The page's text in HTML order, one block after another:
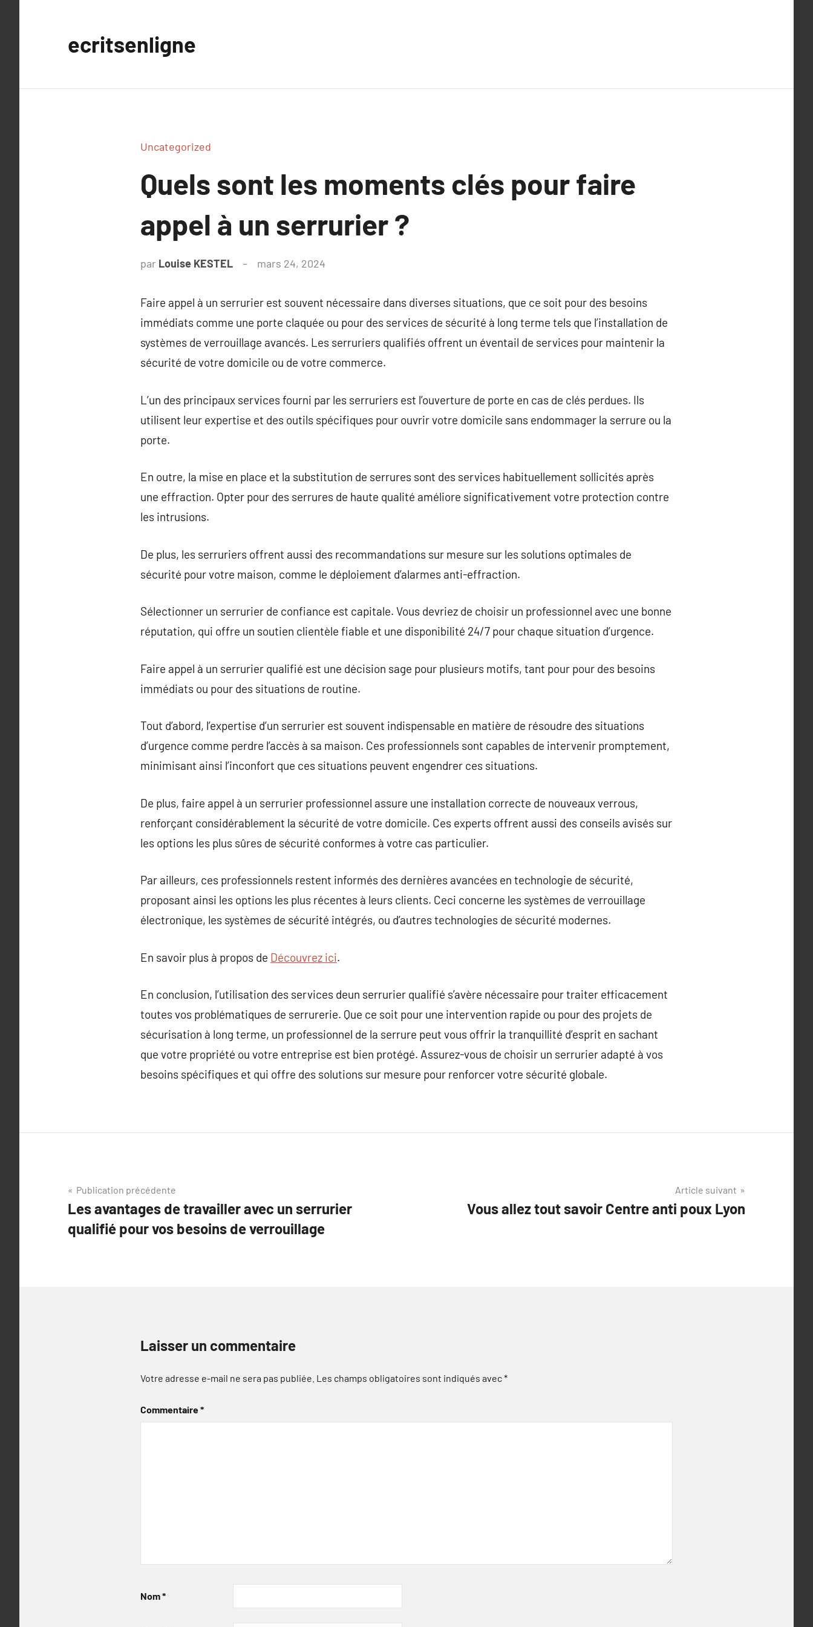
ecritsenligne
Uncategorized
Quels sont les moments clés pour faire
appel à un serrurier ?
par Louise KESTEL mars 24, 2024
Faire appel à un serrurier est souvent nécessaire dans diverses situations, que ce soit pour des besoins
immédiats comme une porte claquée ou pour des services de sécurité à long terme tels que l’installation de
systèmes de verrouillage avancés. Les serruriers qualifiés offrent un éventail de services pour maintenir la
sécurité de votre domicile ou de votre commerce.
L’un des principaux services fourni par les serruriers est l’ouverture de porte en cas de clés perdues. Ils
utilisent leur expertise et des outils spécifiques pour ouvrir votre domicile sans endommager la serrure ou la
porte.
En outre, la mise en place et la substitution de serrures sont des services habituellement sollicités après
une effraction. Opter pour des serrures de haute qualité améliore significativement votre protection contre
les intrusions.
De plus, les serruriers offrent aussi des recommandations sur mesure sur les solutions optimales de
sécurité pour votre maison, comme le déploiement d’alarmes anti-effraction.
Sélectionner un serrurier de confiance est capitale. Vous devriez de choisir un professionnel avec une bonne
réputation, qui offre un soutien clientèle fiable et une disponibilité 24/7 pour chaque situation d’urgence.
Faire appel à un serrurier qualifié est une décision sage pour plusieurs motifs, tant pour pour des besoins
immédiats ou pour des situations de routine.
Tout d’abord, l’expertise d’un serrurier est souvent indispensable en matière de résoudre des situations
d’urgence comme perdre l’accès à sa maison. Ces professionnels sont capables de intervenir promptement,
minimisant ainsi l’inconfort que ces situations peuvent engendrer ces situations.
De plus, faire appel à un serrurier professionnel assure une installation correcte de nouveaux verrous,
renforçant considérablement la sécurité de votre domicile. Ces experts offrent aussi des conseils avisés sur
les options les plus sûres de sécurité conformes à votre cas particulier.
Par ailleurs, ces professionnels restent informés des dernières avancées en technologie de sécurité,
proposant ainsi les options les plus récentes à leurs clients. Ceci concerne les systèmes de verrouillage
électronique, les systèmes de sécurité intégrés, ou d’autres technologies de sécurité modernes.
En savoir plus à propos de Découvrez ici.
En conclusion, l’utilisation des services deun serrurier qualifié s’avère nécessaire pour traiter efficacement
toutes vos problématiques de serrurerie. Que ce soit pour une intervention rapide ou pour des projets de
sécurisation à long terme, un professionnel de la serrure peut vous offrir la tranquillité d’esprit en sachant
que votre propriété ou votre entreprise est bien protégé. Assurez-vous de choisir un serrurier adapté à vos
besoins spécifiques et qui offre des solutions sur mesure pour renforcer votre sécurité globale.
Navigation
de
l’article
Publication précédente
Les avantages de travailler avec un serrurier
qualifié pour vos besoins de verrouillage
Article suivant
Vous allez tout savoir Centre anti poux Lyon
Laisser un commentaire
Votre adresse e-mail ne sera pas publiée. Les champs obligatoires sont indiqués avec*
Commentaire*
Nom*